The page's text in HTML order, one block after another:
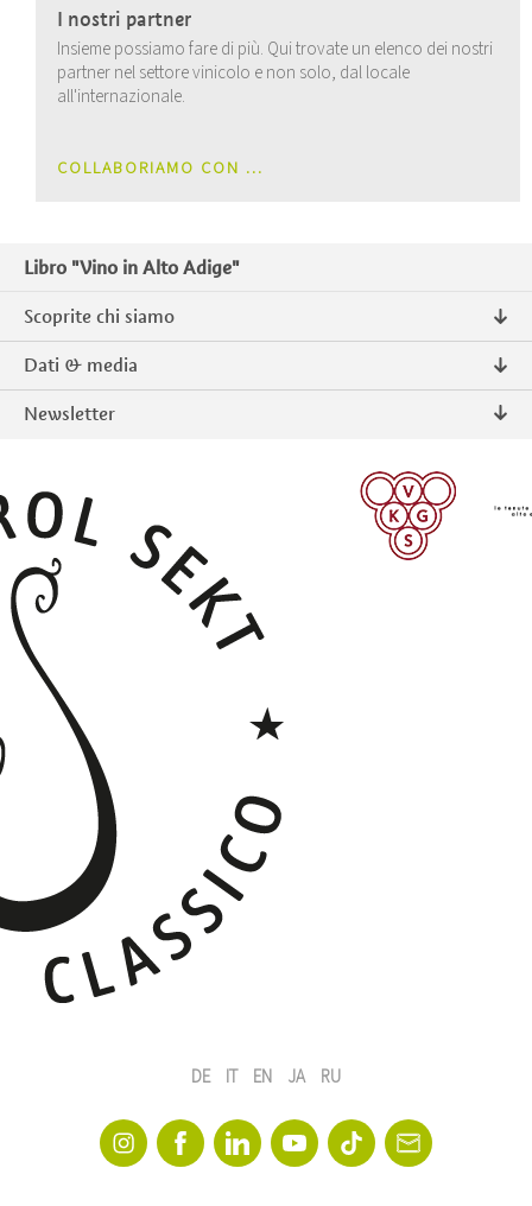
I nostri partner
Insieme possiamo fare di più. Qui trovate un elenco dei nostri
partner nel settore vinicolo e non solo, dal locale
all'internazionale.
COLLABORIAMO CON ...
Libro "Vino in Alto Adige"
Scoprite chi siamo
Chi siamo
Contatto
Intranet
Dati & media
Comunicati stampa
Newsletter
DE IT EN JA RU